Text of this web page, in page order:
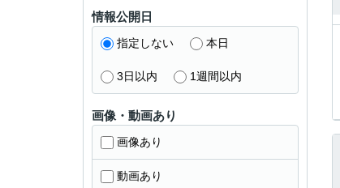
情報公開日
指定しない 本日
3日以内 1週間以内
画像・動画あり
画像あり
動画あり